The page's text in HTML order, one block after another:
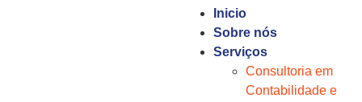
Inicio
Sobre nós
Serviços
Consultoria em
Contabilidade e